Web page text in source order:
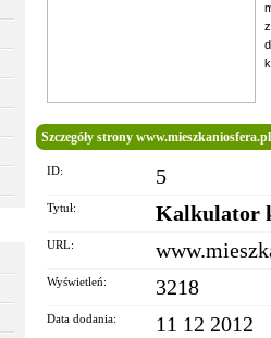
Szczegóły strony
ID: 5
Tytuł: Kalkulator
URL:
Wyświetleń: 3218
Data dodania: 11 12 2012